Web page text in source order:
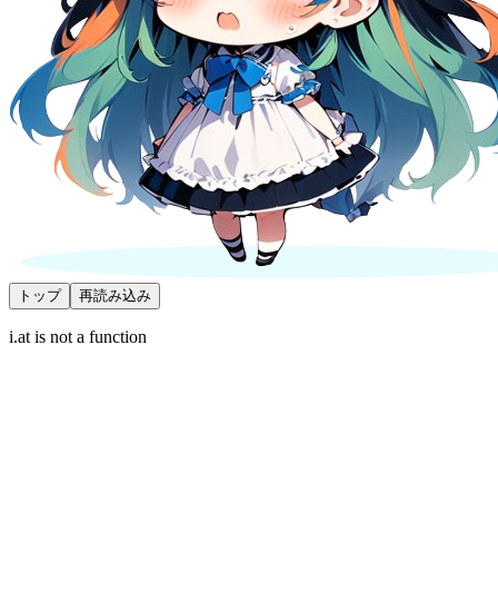
トップ 再読み込み
i.at is not a function